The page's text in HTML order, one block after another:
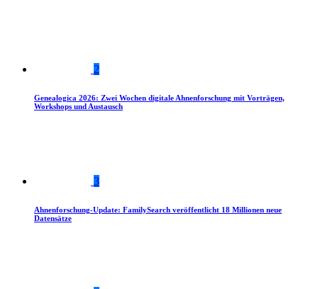
2
Genealogica 2026: Zwei Wochen digitale Ahnenforschung mit Vorträgen,
Workshops und Austausch
3
Ahnenforschung-Update: FamilySearch veröffentlicht 18 Millionen neue
Datensätze